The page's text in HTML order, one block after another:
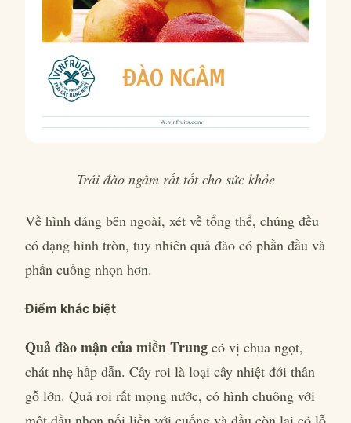
Trái đào ngâm rất tốt cho sức khỏe
Về hình dáng bên ngoài, xét về tổng thể, chúng đều
có dạng hình tròn, tuy nhiên quả đào có phần đầu và
phần cuống nhọn hơn.
Điểm khác biệt
Quả đào mậncủa miền Trung có vị chua ngọt,
chát nhẹ hấp dẫn. Cây roi là loại cây nhiệt đới thân
gỗ lớn. Quả roi rất mọng nước, có hình chuông với